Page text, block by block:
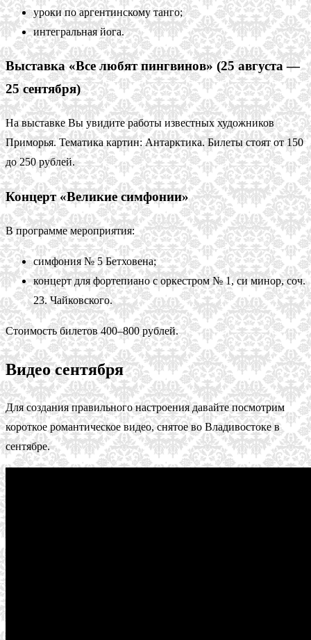
уроки по аргентинскому танго;
интегральная йога.
Выставка «Все любят пингвинов» (25 августа —
25 сентября)
На выставке Вы увидите работы известных художников
Приморья. Тематика картин: Антарктика. Билеты стоят от 150
до 250 рублей.
Концерт «Великие симфонии»
В программе мероприятия:
симфония № 5 Бетховена;
концерт для фортепиано с оркестром № 1, си минор, соч.
23. Чайковского.
Стоимость билетов 400–800 рублей.
Видео сентября
Для создания правильного настроения давайте посмотрим
короткое романтическое видео, снятое во Владивостоке в
сентябре.